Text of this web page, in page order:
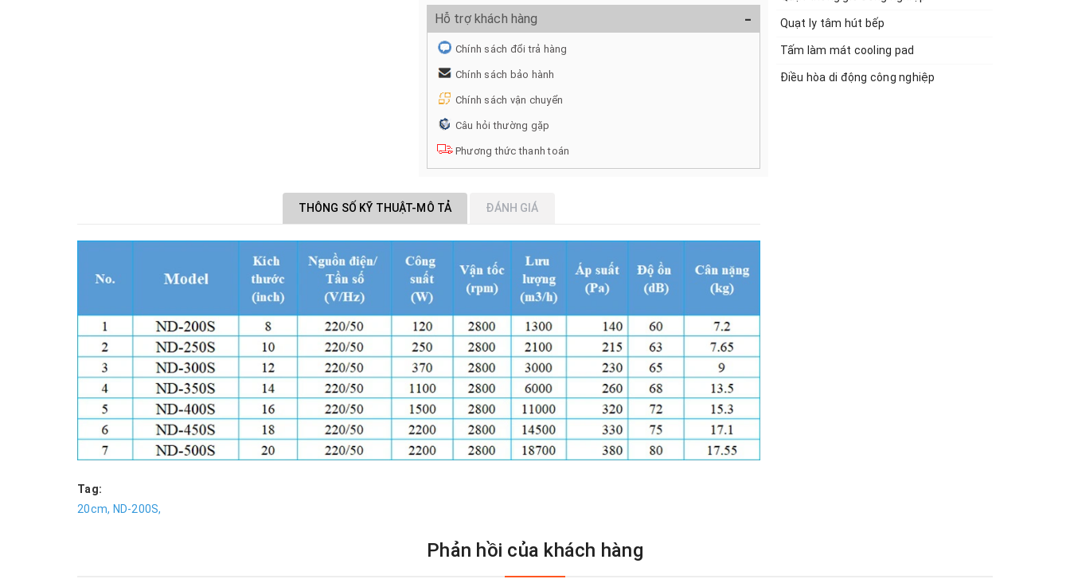
Hỗ trợ khách hàng -
Chính sách đổi trả hàng
Chính sách bảo hành
Chính sách vận chuyển
Câu hỏi thường gặp
Phương thức thanh toán
THÔNG SỐ KỸ THUẬT-MÔ TẢ ĐÁNH GIÁ
Quạt ly tâm hút bếp
Tấm làm mát cooling pad
Điều hòa di động công nghiệp
Tag:
20cm, ND-200S,
Phản hồi của khách hàng